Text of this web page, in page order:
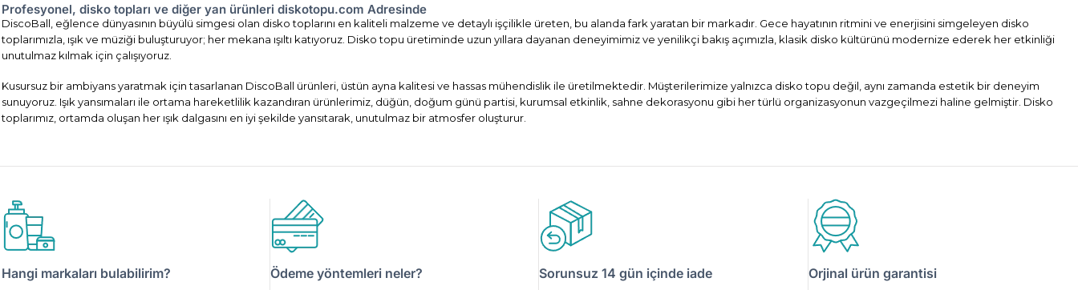
Profesyonel, disko topları ve diğer yan ürünleri diskotopu.com Adresinde
DiscoBall, eğlence dünyasının büyülü simgesi olan disko toplarını en kaliteli malzeme ve detaylı işçilikle üreten, bu alanda fark yaratan bir markadır. Gece hayatının ritmini ve enerjisini simgeleyen disko
toplarımızla, ışık ve müziği buluşturuyor; her mekana ışıltı katıyoruz. Disko topu üretiminde uzun yıllara dayanan deneyimimiz ve yenilikçi bakış açımızla, klasik disko kültürünü modernize ederek her etkinliği
unutulmaz kılmak için çalışıyoruz.
Kusursuz bir ambiyans yaratmak için tasarlanan DiscoBall ürünleri, üstün ayna kalitesi ve hassas mühendislik ile üretilmektedir. Müşterilerimize yalnızca disko topu değil, aynı zamanda estetik bir deneyim
sunuyoruz. Işık yansımaları ile ortama hareketlilik kazandıran ürünlerimiz, düğün, doğum günü partisi, kurumsal etkinlik, sahne dekorasyonu gibi her türlü organizasyonun vazgeçilmezi haline gelmiştir. Disko
toplarımız, ortamda oluşan her ışık dalgasını en iyi şekilde yansıtarak, unutulmaz bir atmosfer oluşturur.
Hangi markaları bulabilirim? Ödeme yöntemleri neler? Sorunsuz 14 gün içinde iade Orjinal ürün garantisi